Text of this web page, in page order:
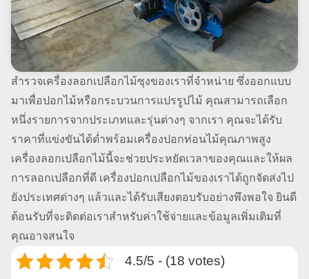
สำรวจเครื่องลอกเปลือกไม้ซุงของเราที่จำหน่าย ซึ่งออกแบบ
มาเพื่อปอกไม้หรือกระบวนการแปรรูปไม้ คุณสามารถเลือก
หนึ่งรายการจากประเภทและรุ่นต่างๆ จากเรา คุณจะได้รับ
ราคาที่แข่งขันได้ต่ำพร้อมเครื่องปอกท่อนไม้คุณภาพสูง
เครื่องลอกเปลือกไม้นี้จะช่วยประหยัดเวลาของคุณและให้ผล
การลอกเปลือกที่ดี เครื่องปอกเปลือกไม้ของเราได้ถูกจัดส่งไป
ยังประเทศต่างๆ แล้วและได้รับเสียงตอบรับอย่างพึงพอใจ ยินดี
ต้อนรับที่จะติดต่อเราสำหรับค่าใช้จ่ายและข้อมูลเพิ่มเติมที่
คุณอาจสนใจ
4.5/5 - (18 votes)